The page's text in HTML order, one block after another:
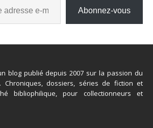
Abonnez-vous
blog publié depuis 2007 sur la passion du
dossiers, séries de fiction et
bibliophilique, pour collectionneurs et